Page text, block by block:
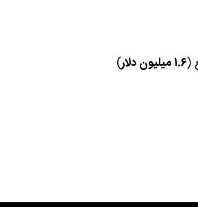
۱.۶ میلیون دلار
)